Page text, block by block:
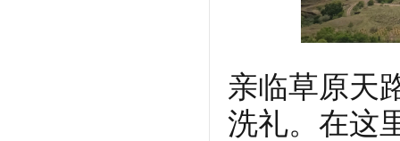
亲临草原天
洗礼。在这